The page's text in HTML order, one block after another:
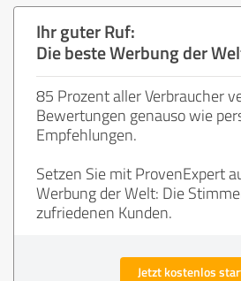
Ihr guter Ruf:
Die beste Werbung der
85 Prozent aller Verbraucher
Bewertungen genauso wie
Empfehlungen.
Setzen Sie mit ProvenExpert
Werbung der Welt: Die
zufriedenen Kunden.
Jetzt kostenlos